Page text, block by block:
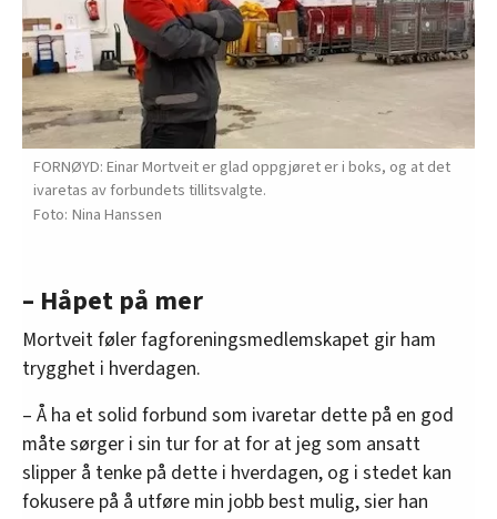
FORNØYD: Einar Mortveit er glad oppgjøret er i boks, og at det
ivaretas av forbundets tillitsvalgte.
Nina Hanssen
– Håpet på mer
Mortveit føler fagforeningsmedlemskapet gir ham
trygghet i hverdagen.
– Å ha et solid forbund som ivaretar dette på en god
måte sørger i sin tur for at for at jeg som ansatt
slipper å tenke på dette i hverdagen, og i stedet kan
fokusere på å utføre min jobb best mulig, sier han